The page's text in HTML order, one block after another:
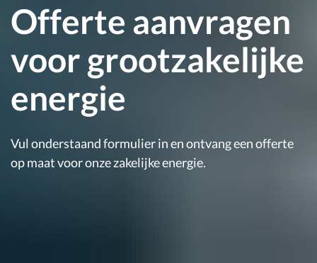
Offerte aanvragen
voor grootzakelijke
energie
Vul onderstaand formulier in en ontvang een offerte
op maat voor onze zakelijke energie.